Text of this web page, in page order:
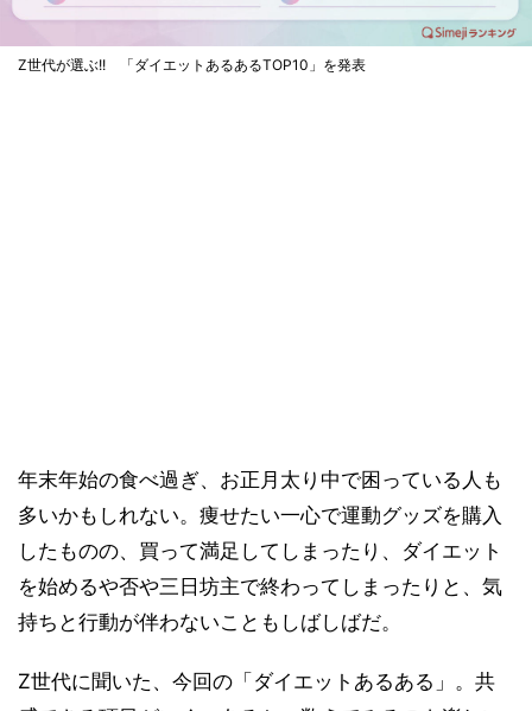
Z世代が選ぶ!! 「ダイエットあるあるTOP10」を発表
年末年始の食べ過ぎ、お正月太り中で困っている人も
多いかもしれない。痩せたい一心で運動グッズを購入
したものの、買って満足してしまったり、ダイエット
を始めるや否や三日坊主で終わってしまったりと、気
持ちと行動が伴わないこともしばしばだ。
Z世代に聞いた、今回の「ダイエットあるある」。共